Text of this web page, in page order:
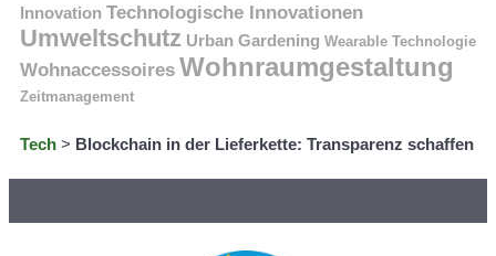
Innovation Technologische Innovationen
Umweltschutz Urban Gardening Wearable Technologie
Wohnaccessoires Wohnraumgestaltung
Zeitmanagement
Tech > Blockchain in der Lieferkette: Transparenz schaffen